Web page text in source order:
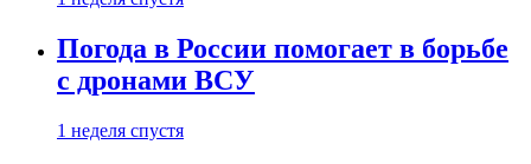
Погода в России помогает в борьбе
с дронами ВСУ
1 неделя спустя